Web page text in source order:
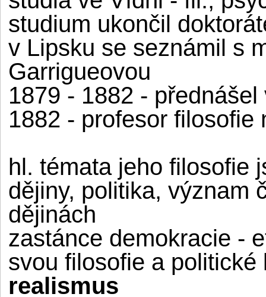
studium ukončil
v Lipsku se seznámil s
Garrigueovou
1879 - 1882 -
1882 - profesor filosofie
hl. témata jeho filosofie
dějiny, politika, význam
dějinách
zastánce demokracie -
svou filosofie a
realismus